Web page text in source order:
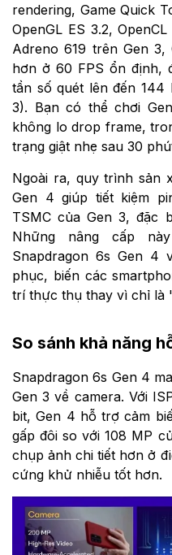
rendering, Game Quick
OpenGL ES 3.2,
Adreno 619 trên Gen
hơn ở 60 FPS ổn định,
tần số quét lên đến 144
3). Bạn có thể chơi
không lo drop frame,
trạng giật nhẹ sau 30
Ngoài ra, quy trình sản
Gen 4 giúp tiết kiệm
TSMC của Gen 3, đặc
Những nâng cấp
Snapdragon 6s Gen 4
phục, biến các
trí thực thụ thay vì chỉ là
So sánh khả năng
Snapdragon 6s Gen 4
Gen 3 về camera. Với
bit, Gen 4 hỗ trợ cảm
gấp đôi so với 108 MP
chụp ảnh chi tiết hơn ở
cứng khử nhiễu tốt hơn.